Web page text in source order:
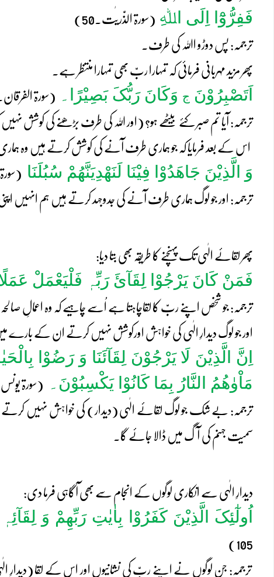
فَفِرُّوْٓا اِلَی ا ﷲ (سورۃ الذّٰریٰت۔50)
ترجمہ: پس دوڑو اﷲ کی طرف۔
پھر مزید مہربانی فرمائی کہ تمہارا ربّ بھی تمہارا منتظر ہے۔
اَتَصْبِرُوْنَ ج وَکَانَ رَبُّکَ بَصِیْرًا۔ (سورۃ الفرقان۔20)
ترجمہ: آیا تم صبر کئے بیٹھے ہو؟ (اور ﷲ کی طرف بڑھنے کی کوشش
اس کے بعد فرمایا کہ جو ہماری طرف آنے کی کوشش کرتے ہیں وہ
وَ الَّذِیْنَ جَاھَدُوْا فِیْنَا لَنَھْدِیَنَّھُمْ سُبُلَنَا (سورۃ
ترجمہ: اور جو لوگ ہماری طرف آنے کی جدوجہد کرتے ہیں ہم انہیں
پھر لقائے الٰہی تک پہنچنے کا طریقہ بھی بتا دیا:
فَمَنْ کَانَ یَرْجُوْا لِقَآئَ رَبِّہٖ فَلْیَعْمَلْ
ترجمہ: جو شخص اپنے ربّ کا لقاچاہتا ہے اُسے چاہیے کہ وہ اعمالِ صالحہ
اور جو لوگ دیدارِ الٰہی کی خواہش اورکوشش نہیں کرتے ان کے بارے
اِنَّ الَّذِیْنَ لَا یَرْجُوْنَ لِقَآئَنَا وَ رَضُوْا
مَاْوٰھُمُ النَّارُ بِمَا کَانُوْا یَکْسِبُوْنَ۔
(سورۃ
ترجمہ: بے شک جو لوگ لقائے الٰہی (دیدار) کی خواہش نہیں کرتے اور
سمیت جہنم کی آگ میں ڈالا جائے گا۔
دیدارِ الٰہی سے انکاری لوگوں کے انجام سے بھی آگاہی فرما دی:
اُولٰٓئِکَ الَّذِیْنَ کَفَرُوْا بِاٰیٰتِ رَبِّھِمْ وَ
105)
ترجمہ: جن لوگوں نے اپنے ربّ کی نشانیوں اور اس کے لقا (دیدارِ